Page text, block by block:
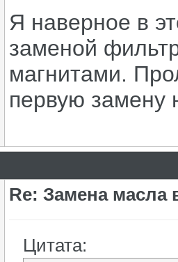
Я наверное в
заменой
магнитами.
первую замену
Re: Замена масла
Цитата: